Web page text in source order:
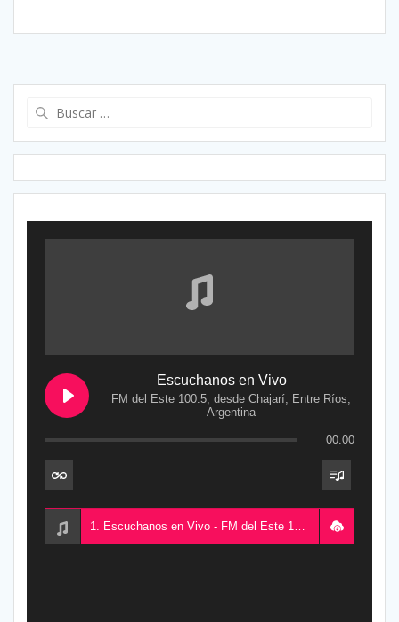
Escuchanos en Vivo
FM del Este 100.5, desde Chajarí, Entre Ríos,
Argentina
00:00
1. Escuchanos en Vivo - FM del Este 100.5, desde Chajarí, Entre Ríos, Argentina